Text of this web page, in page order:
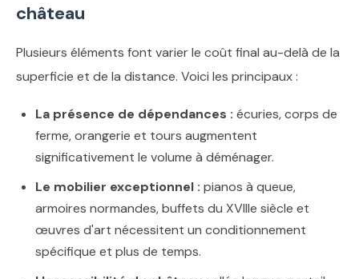
château
Plusieurs éléments font varier le coût final au-delà de la
superficie et de la distance. Voici les principaux :
La présence de dépendances : écuries, corps de
ferme, orangerie et tours augmentent
significativement le volume à déménager.
Le mobilier exceptionnel : pianos à queue,
armoires normandes, buffets du XVIIIe siècle et
œuvres d'art nécessitent un conditionnement
spécifique et plus de temps.